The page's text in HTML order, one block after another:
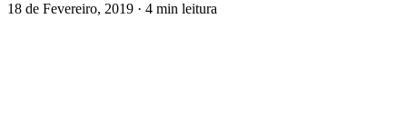
18 de Fevereiro, 2019 · 4 min leitura